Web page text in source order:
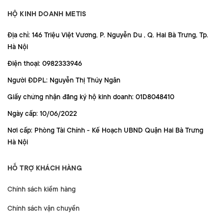
HỘ KINH DOANH METIS
Địa chỉ: 146 Triệu Việt Vương, P. Nguyễn Du , Q. Hai Bà Trưng, Tp.
Hà Nội
Điện thoại: 0982333946
Người ĐDPL: Nguyễn Thị Thúy Ngân
Giấy chứng nhận đăng ký hộ kinh doanh: 01D8048410
Ngày cấp: 10/06/2022
Nơi cấp: Phòng Tài Chính - Kế Hoạch UBND Quận Hai Bà Trưng
Hà Nội
HỖ TRỢ KHÁCH HÀNG
Chính sách kiểm hàng
Chính sách vận chuyển